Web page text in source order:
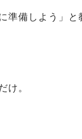
準備しよう」と
け。